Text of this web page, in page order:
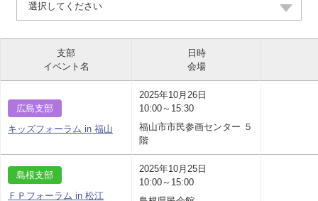
選択してください
支部
イベント名
日時
会場
広島支部
キッズフォーラム in 福山
2025年10月26日
10:00～15:30
福山市市民参画センター ５
階
島根支部
ＦＰフォーラム in 松江
2025年10月25日
10:00～15:00